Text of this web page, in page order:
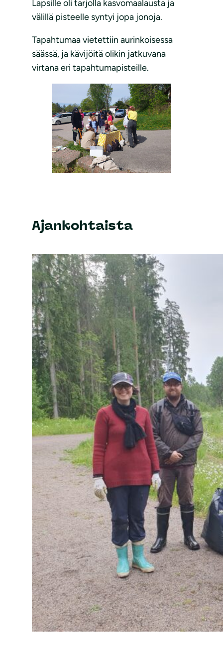
Lapsille oli tarjolla kasvomaalausta ja
välillä pisteelle syntyi jopa jonoja.
Tapahtumaa vietettiin aurinkoisessa
säässä, ja kävijöitä olikin jatkuvana
virtana eri tapahtumapisteille.
Ajankohtaista